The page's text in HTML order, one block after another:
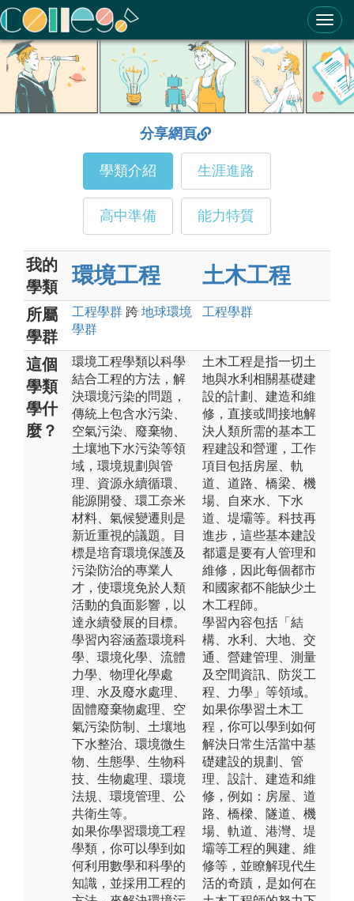
ColleGo! 大學選才與高中育才輔助系統
分享網頁
學類介紹 生涯進路
高中準備 能力特質
我的
學類
環境工程 土木工程
所屬
學群
工程學群 跨 地球環境
學群
工程學群
這個
學類
學什
麼？
環境工程學類以科學
結合工程的方法，解
決環境污染的問題，
傳統上包含水污染、
空氣污染、廢棄物、
土壤地下水污染等領
域，環境規劃與管
理、資源永續循環、
能源開發、環工奈米
材料、氣候變遷則是
新近重視的議題。目
標是培育環境保護及
污染防治的專業人
才，使環境免於人類
活動的負面影響，以
達永續發展的目標。
學習內容涵蓋環境科
學、環境化學、流體
力學、物理化學處
理、水及廢水處理、
固體廢棄物處理、空
氣污染防制、土壤地
下水整治、環境微生
物、生態學、生物科
技、生物處理、環境
法規、環境管理、公
共衛生等。
如果你學習環境工程
學類，你可以學到如
何利用數學和科學的
知識，並採用工程的
土木工程是指一切土
地與水利相關基礎建
設的計劃、建造和維
修，直接或間接地解
決人類所需的基本工
程建設和營運，工作
項目包括房屋、軌
道、道路、橋梁、機
場、自來水、下水
道、堤壩等。科技再
進步，這些基本建設
都還是要有人管理和
維修，因此每個都市
和國家都不能缺少土
木工程師。
學習內容包括「結
構、水利、大地、交
通、營建管理、測量
及空間資訊、防災工
程、力學」等領域。
如果你學習土木工
程，你可以學到如何
解決日常生活當中基
礎建設的規劃、管
理、設計、建造和維
修，例如：房屋、道
路、橋樑、隧道、機
場、軌道、港灣、堤
壩等工程的興建、維
修等，並瞭解現代生
活的奇蹟，是如何在